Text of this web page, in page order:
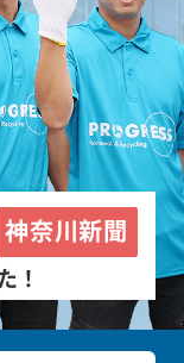
神奈川新聞
！